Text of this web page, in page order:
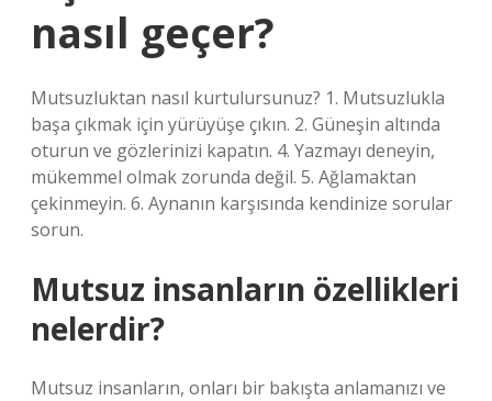
nasıl geçer?
Mutsuzluktan nasıl kurtulursunuz? 1. Mutsuzlukla
başa çıkmak için yürüyüşe çıkın. 2. Güneşin altında
oturun ve gözlerinizi kapatın. 4. Yazmayı deneyin,
mükemmel olmak zorunda değil. 5. Ağlamaktan
çekinmeyin. 6. Aynanın karşısında kendinize sorular
sorun.
Mutsuz insanların özellikleri
nelerdir?
Mutsuz insanların, onları bir bakışta anlamanızı ve